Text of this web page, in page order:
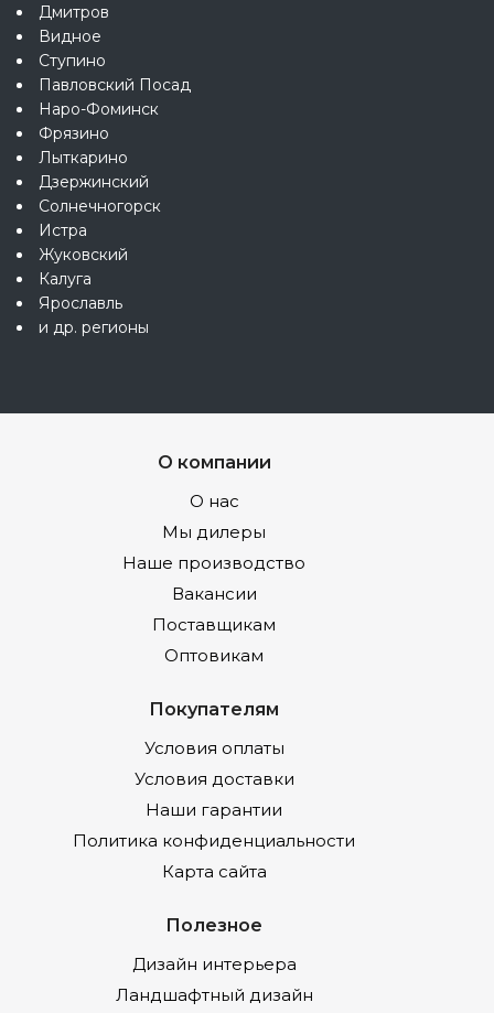
Дмитров
Видное
Ступино
Павловский Посад
Наро-Фоминск
Фрязино
Лыткарино
Дзержинский
Солнечногорск
Истра
Жуковский
Калуга
Ярославль
и др. регионы
О компании
О нас
Мы дилеры
Наше производство
Вакансии
Поставщикам
Оптовикам
Покупателям
Условия оплаты
Условия доставки
Наши гарантии
Политика конфиденциальности
Карта сайта
Полезное
Дизайн интерьера
Ландшафтный дизайн